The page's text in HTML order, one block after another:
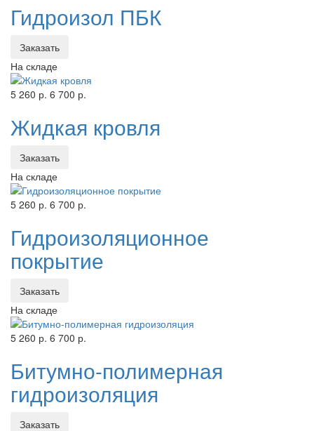
Гидроизол ПБК
Заказать
На складе
5 260 р. 6 700 р.
Жидкая кровля
Заказать
На складе
5 260 р. 6 700 р.
Гидроизоляционное
покрытие
Заказать
На складе
5 260 р. 6 700 р.
Битумно-полимерная
гидроизоляция
Заказать